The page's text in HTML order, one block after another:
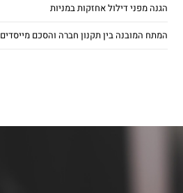
הגנה מפני דילול אחזקות במניות
המתח המובנה בין תקנון חברה והסכם מייסדים